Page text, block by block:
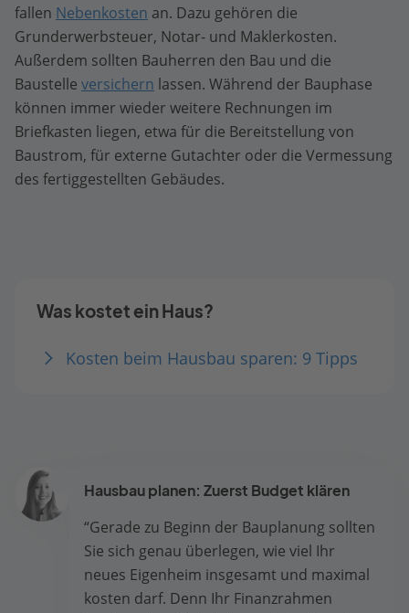
fallen Nebenkosten an. Dazu gehören die
Grunderwerbsteuer, Notar- und Maklerkosten.
Außerdem sollten Bauherren den Bau und die
Baustelle versichern lassen. Während der Bauphase
können immer wieder weitere Rechnungen im
Briefkasten liegen, etwa für die Bereitstellung von
Baustrom, für externe Gutachter oder die Vermessung
des fertiggestellten Gebäudes.
Was kostet ein Haus?
Kosten beim Hausbau sparen: 9 Tipps
Hausbau planen: Zuerst Budget klären
“Gerade zu Beginn der Bauplanung sollten
Sie sich genau überlegen, wie viel Ihr
neues Eigenheim insgesamt und maximal
kosten darf. Denn Ihr Finanzrahmen